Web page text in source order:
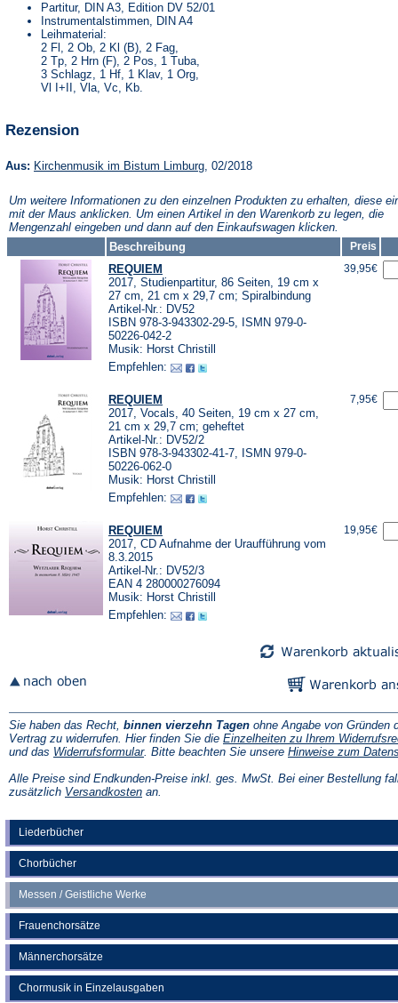
Liederbücher
Chorbücher
Messen / Geistliche Werke
Frauenchorsätze
Männerchorsätze
Chormusik in Einzelausgaben
Partitur, DIN A3, Edition DV 52/01
Instrumentalstimmen, DIN A4
Leihmaterial:
2 Fl, 2 Ob, 2 Kl (B), 2 Fag,
2 Tp, 2 Hrn (F), 2 Pos, 1 Tuba,
3 Schlagz, 1 Hf, 1 Klav, 1 Org,
Vl I+II, Vla, Vc, Kb.
Rezension
Aus: Kirchenmusik im Bistum Limburg(Öffnet
neuen
Tab)
, 02/2018
Um weitere Informationen zu den einzelnen Produkten zu erhalten, diese
mit der Maus anklicken. Um einen Artikel in den Warenkorb zu legen, die
Mengenzahl eingeben und dann auf den Einkaufswagen klicken.
Beschreibung
Preis
REQUIEM
2017, Studienpartitur, 86 Seiten, 19 cm x
27 cm, 21 cm x 29,7 cm; Spiralbindung
Artikel-Nr.: DV52
ISBN 978-3-943302-29-5, ISMN 979-0-
50226-042-2
Musik: Horst Christill
Empfehlen:
39,95€
REQUIEM
2017, Vocals, 40 Seiten, 19 cm x 27 cm,
21 cm x 29,7 cm; geheftet
Artikel-Nr.: DV52/2
ISBN 978-3-943302-41-7, ISMN 979-0-
50226-062-0
Musik: Horst Christill
Empfehlen:
7,95€
REQUIEM
2017, CD Aufnahme der Uraufführung vom
8.3.2015
Artikel-Nr.: DV52/3
EAN 4 280000276094
Musik: Horst Christill
Empfehlen:
19,95€
Sie haben das Recht, binnen vierzehn Tagen ohne Angabe von Gründen
Vertrag zu widerrufen. Hier finden Sie die Einzelheiten zu Ihrem
und das Widerrufsformular(Öffnet
einem
neuen
. Bitte beachten Sie unsere Hinweise zum
Alle Preise sind Endkunden-Preise inkl. ges. MwSt. Bei einer Bestellung
zusätzlich Versandkosten(Öffnet
an.